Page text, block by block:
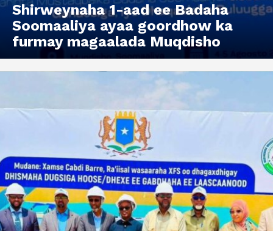
Shirweynaha 1-aad ee Badaha
Soomaaliya ayaa goordhow ka
furmay magaalada Muqdisho